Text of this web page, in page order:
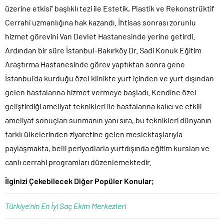
üzerine etkisi” başlıklı tezi ile Estetik, Plastik ve Rekonstrüktif
Cerrahi uzmanlığına hak kazandı. İhtisas sonrası zorunlu
hizmet görevini Van Devlet Hastanesinde yerine getirdi.
Ardından bir süre İstanbul-Bakırköy Dr. Sadi Konuk Eğitim
Araştırma Hastanesinde görev yaptıktan sonra gene
İstanbul’da kurduğu özel klinikte yurt içinden ve yurt dışından
gelen hastalarına hizmet vermeye başladı. Kendine özel
geliştirdiği ameliyat teknikleri ile hastalarına kalıcı ve etkili
ameliyat sonuçları sunmanın yanı sıra, bu teknikleri dünyanın
farklı ülkelerinden ziyaretine gelen meslektaşlarıyla
paylaşmakta, belli periyodlarla yurtdışında eğitim kursları ve
canlı cerrahi programları düzenlemektedir.
İlginizi Çekebilecek Diğer Popüler Konular;
Türkiye’nin En İyi Saç Ekim Merkezleri